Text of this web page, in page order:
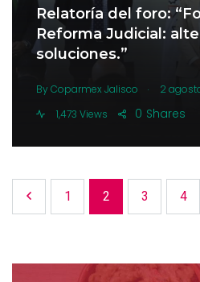
Relatoría del foro:
Reforma Judicial:
soluciones.”
By Coparmex Jalisco . 2
1,473 Views
Shares
0
1 2 3 4